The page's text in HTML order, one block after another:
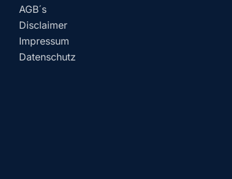
AGB´s
Disclaimer
Impressum
Datenschutz